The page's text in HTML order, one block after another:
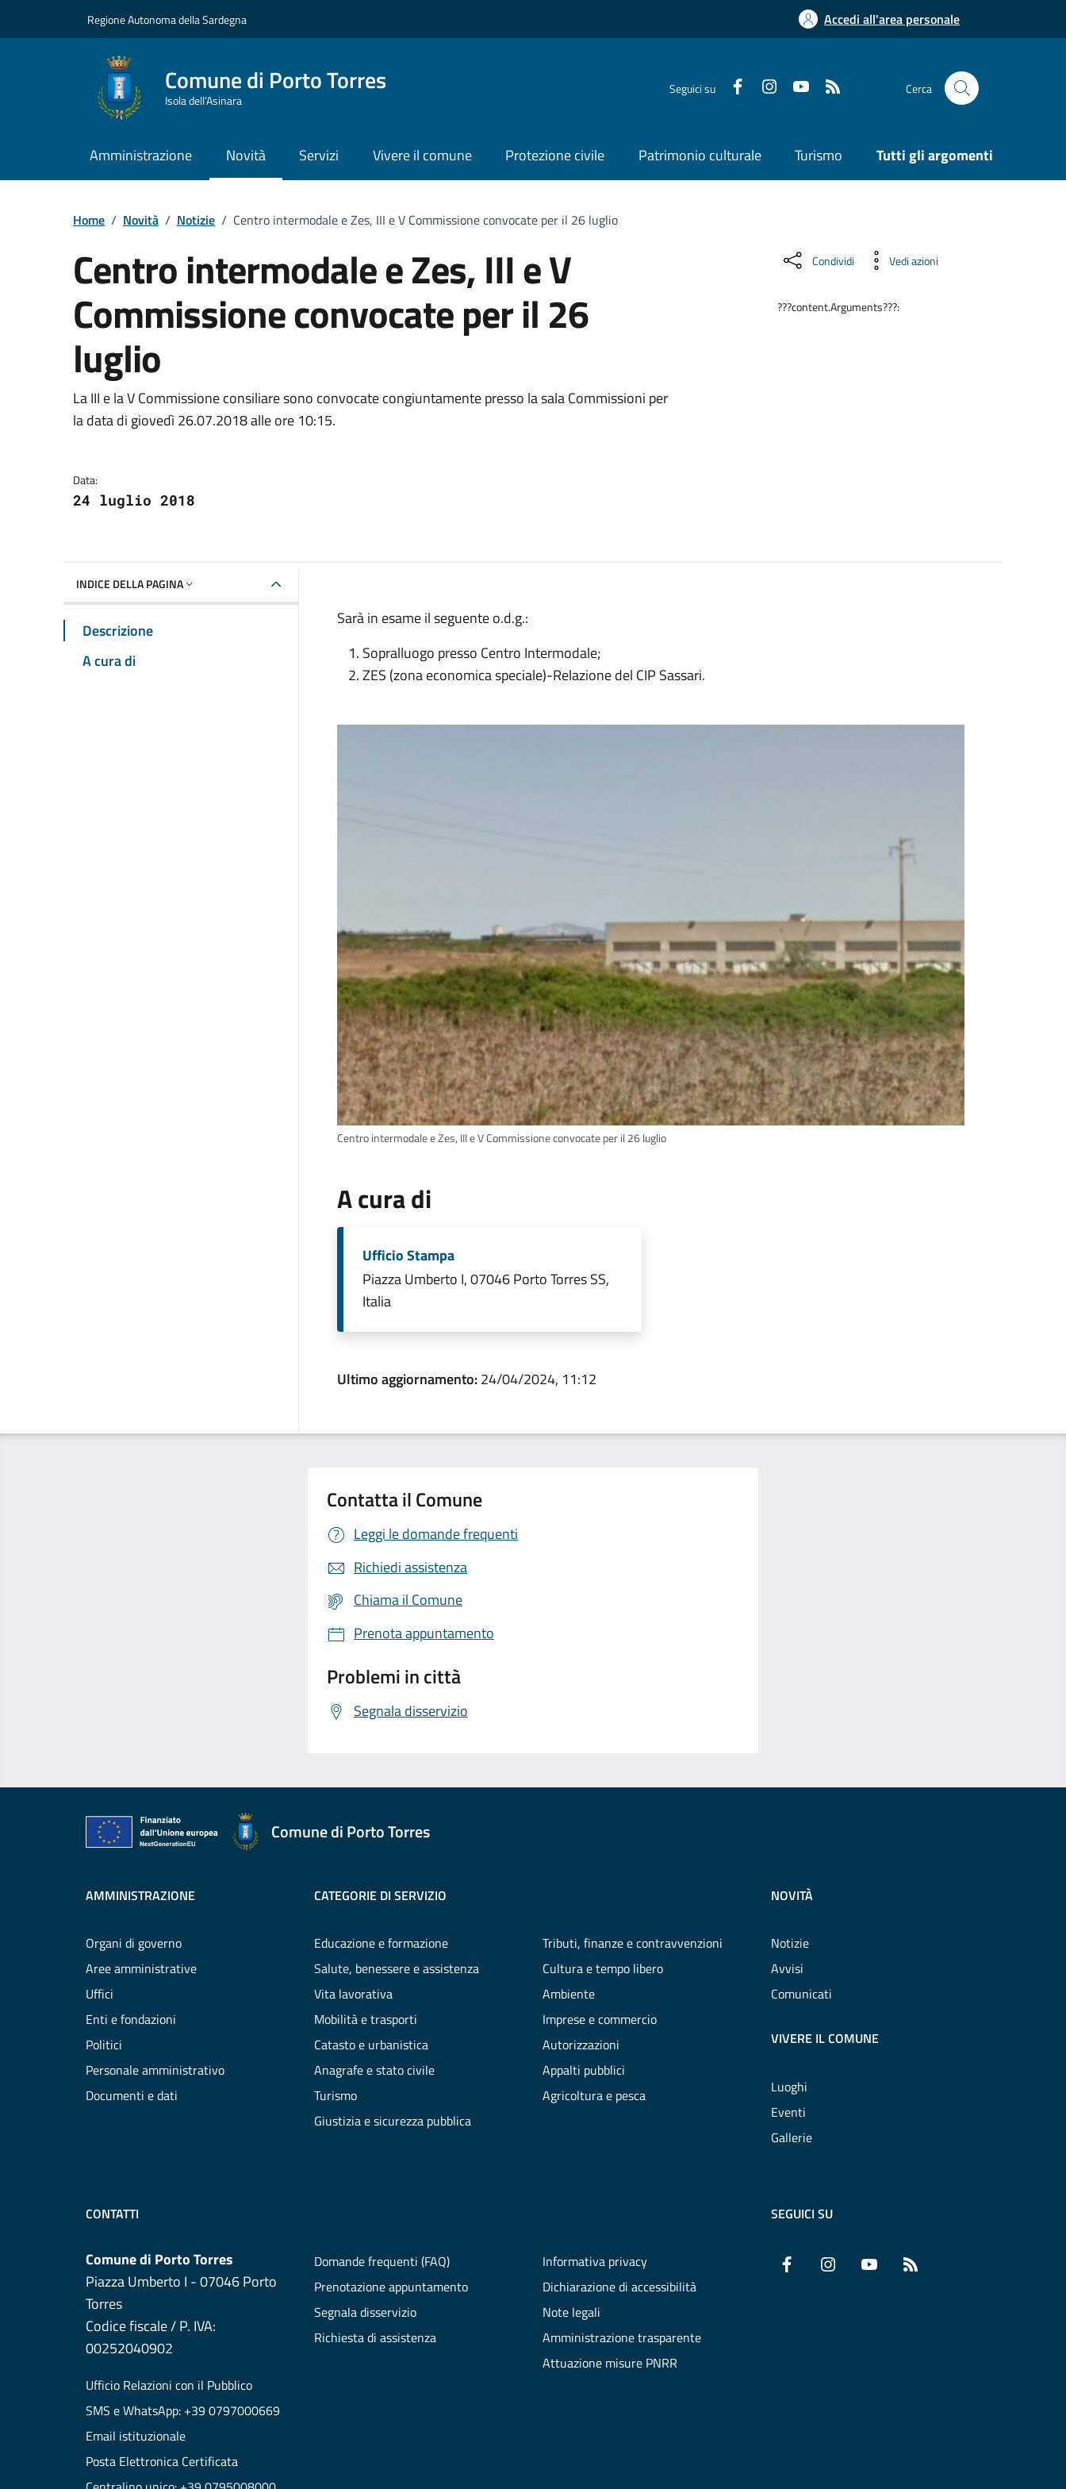
Regione Autonoma della Sardegna Accedi all'area personale
Comune di Porto Torres
Isola dell’Asinara
Seguici su Cerca
Amministrazione Novità Servizi Vivere il comune Protezione civile Patrimonio culturale Turismo Tutti gli argomenti
Home / Novità / Notizie / Centro intermodale e Zes, III e V Commissione convocate per il 26 luglio
Centro intermodale e Zes, III e V
Commissione convocate per il 26
luglio
Dettagli della notizia
La III e la V Commissione consiliare sono convocate congiuntamente presso la sala Commissioni per
la data di giovedì 26.07.2018 alle ore 10:15.
Data:
24 luglio 2018
Condividi Vedi azioni
???content.Arguments???:
INDICE DELLA PAGINA
Descrizione
A cura di
Sarà in esame il seguente o.d.g.:
Sopralluogo presso Centro Intermodale;
ZES (zona economica speciale)-Relazione del CIP Sassari.
Centro intermodale e Zes, III e V Commissione convocate per il 26 luglio
A cura di
Ufficio Stampa
Piazza Umberto I, 07046 Porto Torres SS,
Italia
Ultimo aggiornamento:24/04/2024, 11:12
Contatta il Comune
Leggi le domande frequenti
Richiedi assistenza
Chiama il Comune
Prenota appuntamento
Problemi in città
Segnala disservizio
Comune di Porto Torres
AMMINISTRAZIONE
Organi di governo
Aree amministrative
Uffici
Enti e fondazioni
Politici
Personale amministrativo
Documenti e dati
CATEGORIE DI SERVIZIO
Educazione e formazione
Salute, benessere e assistenza
Vita lavorativa
Mobilità e trasporti
Catasto e urbanistica
Anagrafe e stato civile
Turismo
Giustizia e sicurezza pubblica
Tributi, finanze e contravvenzioni
Cultura e tempo libero
Ambiente
Imprese e commercio
Autorizzazioni
Appalti pubblici
Agricoltura e pesca
NOVITÀ
Notizie
Avvisi
Comunicati
VIVERE IL COMUNE
Luoghi
Eventi
Gallerie
CONTATTI
Comune di Porto Torres
Piazza Umberto I - 07046 Porto
Torres
Codice fiscale / P. IVA:
00252040902
Ufficio Relazioni con il Pubblico
SMS e WhatsApp: +39 0797000669
Email istituzionale
Posta Elettronica Certificata
Domande frequenti (FAQ)
Prenotazione appuntamento
Segnala disservizio
Richiesta di assistenza
Informativa privacy
Dichiarazione di accessibilità
Note legali
Amministrazione trasparente
Attuazione misure PNRR
SEGUICI SU
Facebook InstagramYouTube